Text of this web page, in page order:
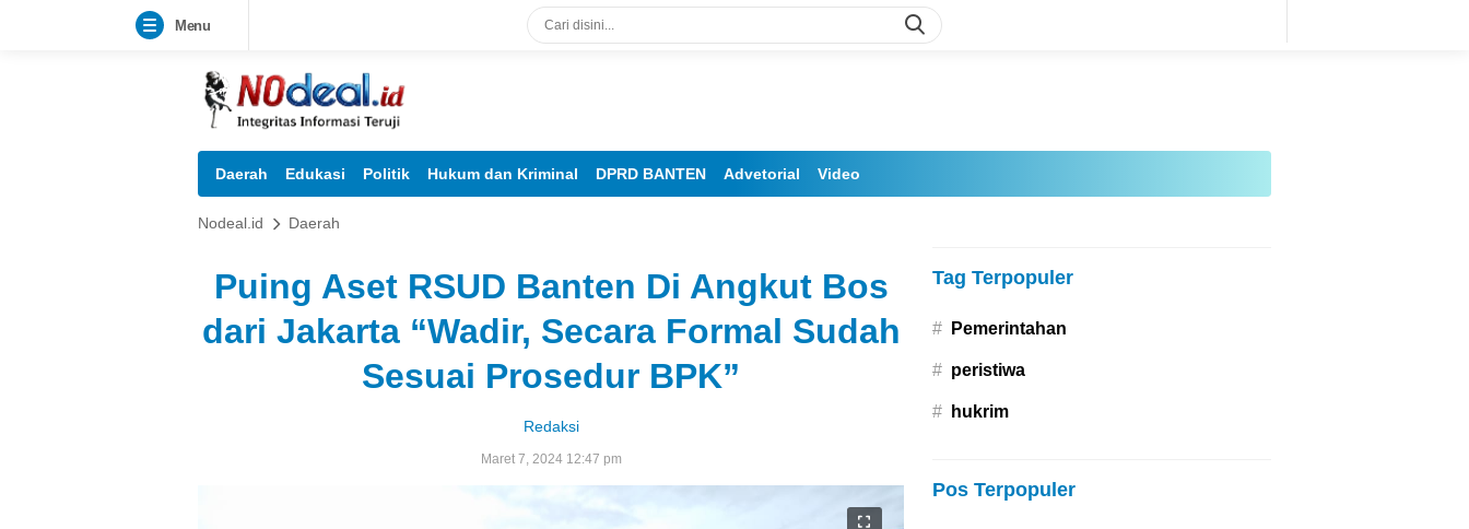
Menu
Daerah Edukasi Politik Hukum dan Kriminal DPRD BANTEN Advetorial Video
Nodeal.id Daerah
Puing Aset RSUD Banten Di Angkut Bos
dari Jakarta “Wadir, Secara Formal Sudah
Sesuai Prosedur BPK”
Redaksi
Maret 7, 2024 12:47 pm
Tag Terpopuler
# Pemerintahan
# peristiwa
# hukrim
Pos Terpopuler